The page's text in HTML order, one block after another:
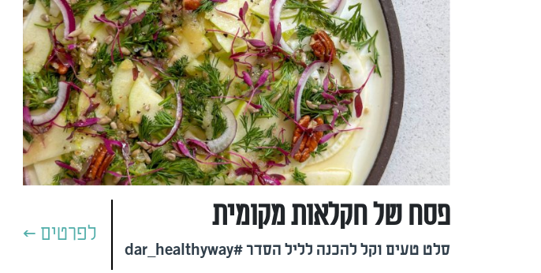
פסח של חקלאות מקומית
סלט טעים וקל להכנה לליל הסדר #dar_healthyway
לפרטים >